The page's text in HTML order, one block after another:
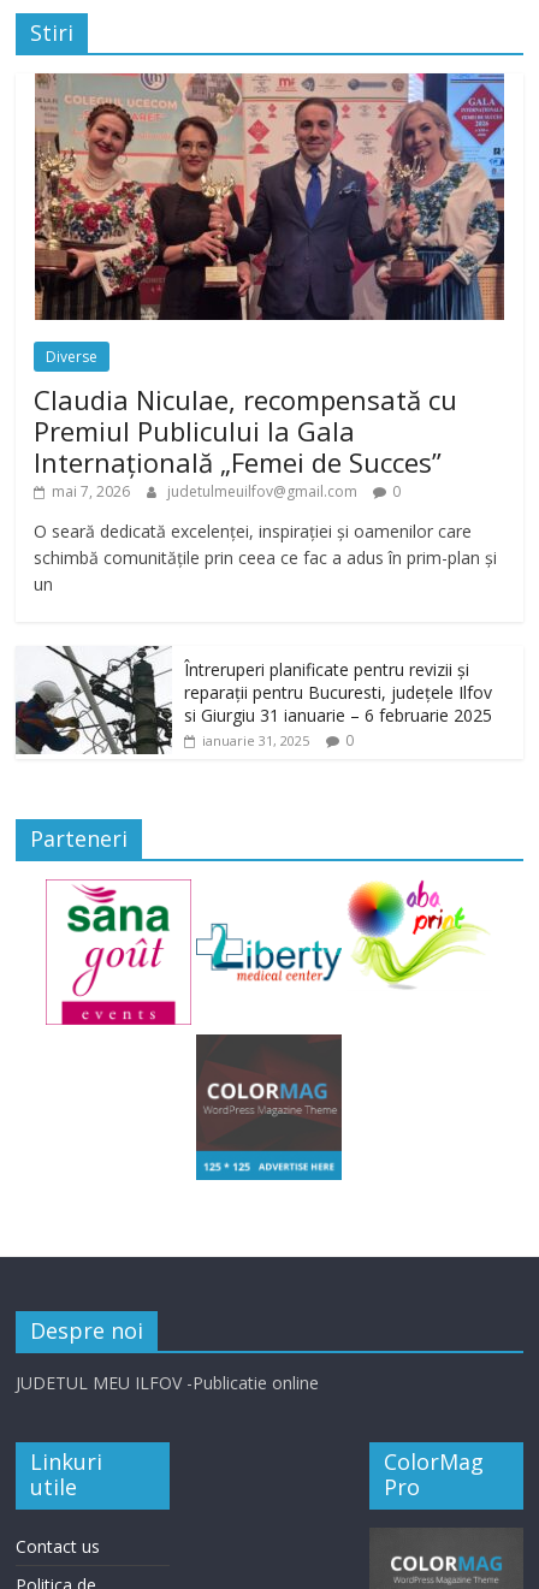
Stiri
Diverse
Claudia Niculae, recompensată cu
Premiul Publicului la Gala
Internațională „Femei de Succes”
mai 7, 2026 judetulmeuilfov@gmail.com 0
O seară dedicată excelenței, inspirației și oamenilor care
schimbă comunitățile prin ceea ce fac a adus în prim-plan și
un
Întreruperi planificate pentru revizii și
reparații pentru Bucuresti, județele Ilfov
si Giurgiu 31 ianuarie – 6 februarie 2025
ianuarie 31, 2025 0
Parteneri
Despre noi
JUDETUL MEU ILFOV -Publicatie online
Linkuri
utile
Contact us
ColorMag
Pro